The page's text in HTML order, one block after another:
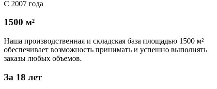
С 2007 года
1500 м²
Наша производственная и складская база площадью 1500 м²
обеспечивает возможность принимать и успешно выполнять
заказы любых объемов.
За 18 лет